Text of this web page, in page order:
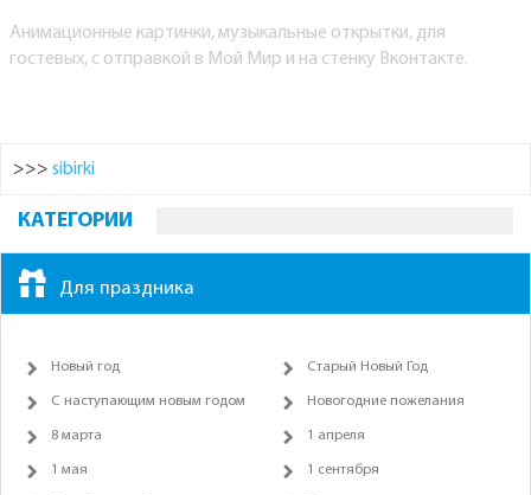
Анимационные картинки, музыкальные открытки, для
гостевых, с отправкой в Мой Мир и на стенку Вконтакте.
>>> sibirki
КАТЕГОРИИ
Для праздника
Новый год Старый Новый Год
С наступающим новым годом Новогодние пожелания
8 марта 1 апреля
1 мая 1 сентября